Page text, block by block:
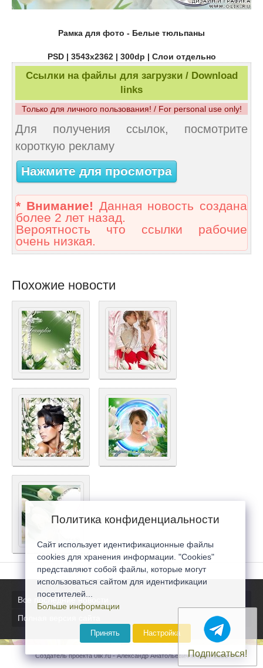
Рамка для фото - Белые тюльпаны
PSD | 3543x2362 | 300dp | Слои отдельно
Ссылки на файлы для загрузки / Download
links
Только для личного пользования! / For personal use only!
Для получения ссылок, посмотрите
короткую рекламу
Нажмите для просмотра
* Внимание! Данная новость создана
более 2 лет назад.
Вероятность что ссылки рабочие
очень низкая.
Похожие новости
Все последние новости
Полная версия сайта
Создатель проекта 0lik.ru - Александр Анатольевич © 2007-2026
Подписаться!
Политика конфиденциальности
Сайт использует идентификационные файлы
cookies для хранения информации. "Cookies"
представляют собой файлы, которые могут
использоваться сайтом для идентификации
посетителей...
Больше информации
Принять Настройка